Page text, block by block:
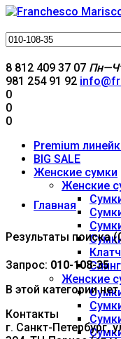
8 812 409 37 07
981 254 91 92
0
0
0
Premium
BIG SALE
Женские сумки
Женские
Женские
Главная
Результаты поиска
Запрос: 010-108-35
В этой категории
Контакты
г. Санкт-Петербург,